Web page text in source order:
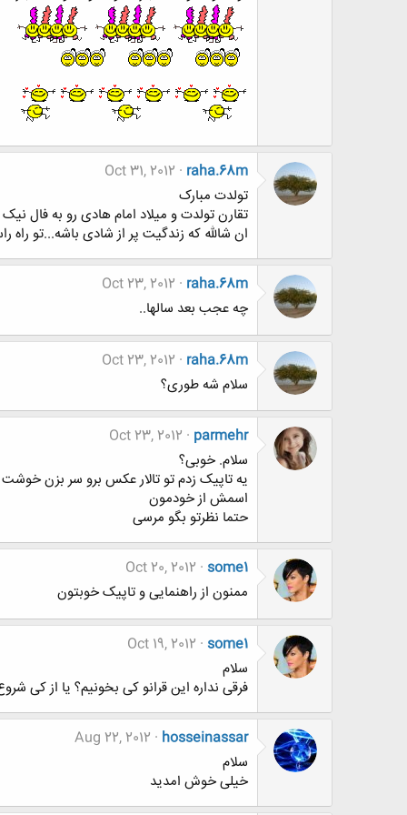
raha.68m
Oct 31, 2012
تولدت مبارک
تقارن تولدت و میلاد امام هادی رو به فال نیک
ان شالله که زندگیت پر از شادی باشه...تو راه
raha.68m
Oct 23, 2012
چه عجب بعد سالها..
raha.68m
Oct 23, 2012
سلام شه طوری؟
parmehr
Oct 23, 2012
سلام. خوبی؟
یه تاپیک زدم تو تالار عکس برو سر بزن خوشت
اسمش از خودمون
حتما نظرتو بگو مرسی
some1
Oct 20, 2012
ممنون از راهنمایی و تاپیک خوبتون
some1
Oct 19, 2012
سلام
فرقی نداره این قرانو کی بخونیم؟ یا از کی
hosseinassar
Aug 22, 2012
سلام
خیلی خوش امدید